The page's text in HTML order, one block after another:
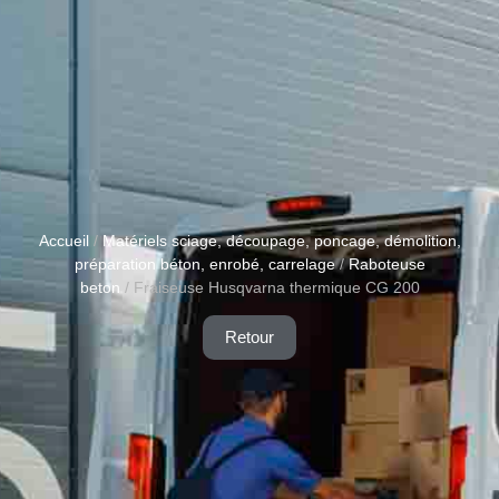
Accueil / Matériels sciage, découpage, poncage, démolition,
préparation béton, enrobé, carrelage/Raboteuse
beton / Fraiseuse Husqvarna thermique CG 200
Retour